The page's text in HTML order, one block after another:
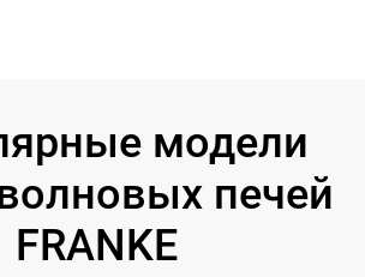
модели
печей
FRANKE